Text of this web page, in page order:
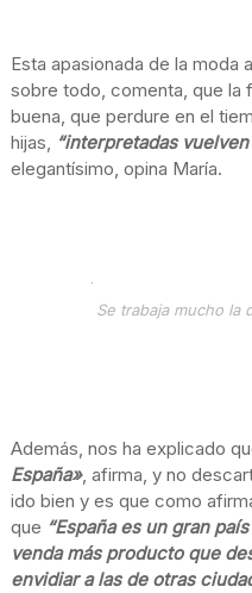
Esta apasionada de la moda
sobre todo, comenta, que la
buena, que perdure en el
hijas, “interpretadas
elegantísimo, opina María.
Se trabaja mucho la
Además, nos ha explicado
España», afirma, y no
ido bien y es que como
que “España es un gran
venda más producto que
envidiar a las de otras